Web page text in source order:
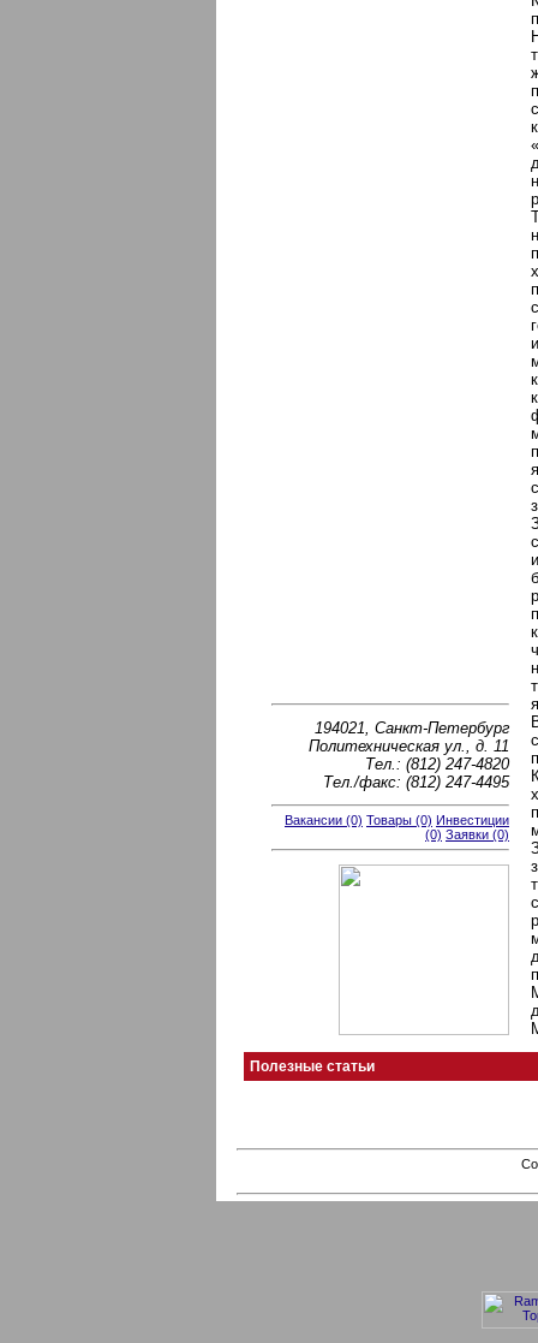
194021, Санкт-Петербург
Политехническая ул., д. 11
Тел.: (812) 247-4820
Тел./факс: (812) 247-4495
Вакансии (0) Товары (0) Инвестиции
(0) Заявки (0)
Полезные статьи